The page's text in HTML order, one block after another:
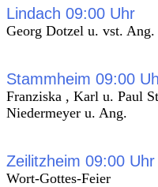
Lindach 09:00 Uhr
Georg Dotzel u. vst.
Stammheim 09:00
Franziska , Karl u. Paul
Niedermeyer u. Ang.
Zeilitzheim 09:00 Uhr
Wort-Gottes-Feier